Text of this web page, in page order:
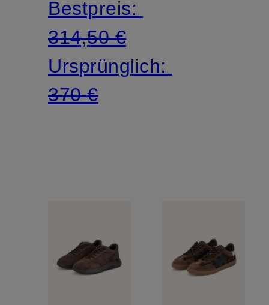
Bestpreis:
314,50 €
Ursprünglich:
370 €